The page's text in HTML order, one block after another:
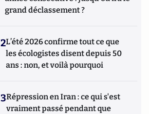
grand déclassement ?
2L’été 2026 confirme tout ce que
les écologistes disent depuis 50
ans : non, et voilà pourquoi
3Répression en Iran : ce qui s'est
vraiment passé pendant que